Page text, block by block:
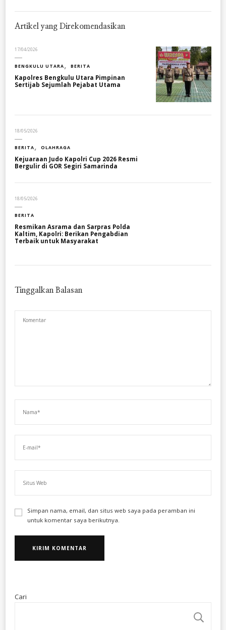
Artikel yang Direkomendasikan
17/04/2026
BENGKULU UTARA BERITA
Kapolres Bengkulu Utara Pimpinan
Sertijab Sejumlah Pejabat Utama
18/05/2026
BERITA OLAHRAGA
Kejuaraan Judo Kapolri Cup 2026 Resmi
Bergulir di GOR Segiri Samarinda
18/05/2026
BERITA
Resmikan Asrama dan Sarpras Polda
Kaltim, Kapolri: Berikan Pengabdian
Terbaik untuk Masyarakat
Tinggalkan Balasan
Simpan nama, email, dan situs web saya pada peramban ini
untuk komentar saya berikutnya.
Cari